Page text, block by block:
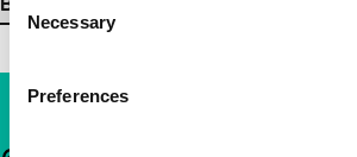
Selection
Necessary
Preferences